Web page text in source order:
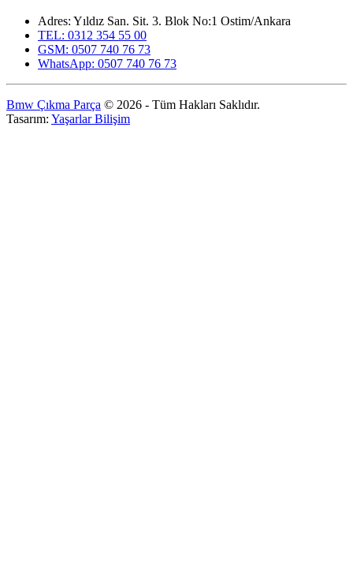
Adres: Yıldız San. Sit. 3. Blok No:1 Ostim/Ankara
TEL: 0312 354 55 00
GSM: 0507 740 76 73
WhatsApp: 0507 740 76 73
Bmw Çıkma Parça © 2026 - Tüm Hakları Saklıdır.
Tasarım: Yaşarlar Bilişim